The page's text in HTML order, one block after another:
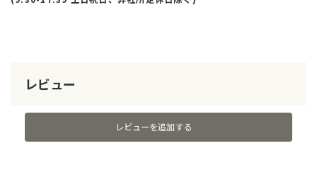
レビュー
レビューを追加する